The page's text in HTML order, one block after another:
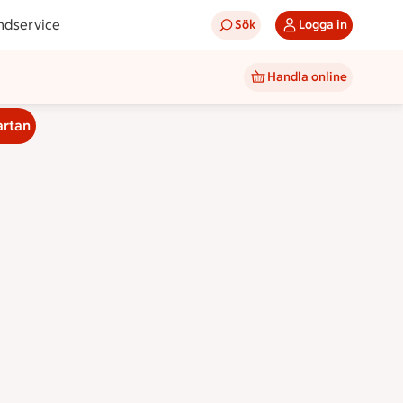
Sök Logga in
Handla online